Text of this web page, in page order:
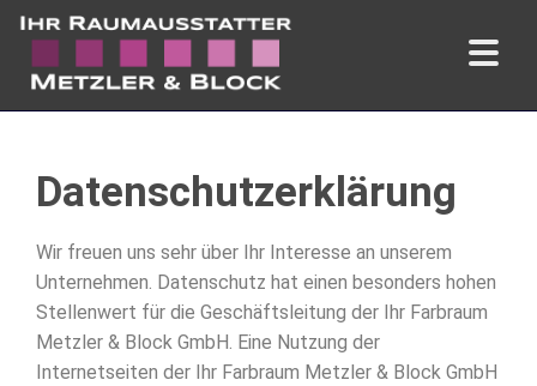
Datenschutzerklärung
Wir freuen uns sehr über Ihr Interesse an unserem
Unternehmen. Datenschutz hat einen besonders hohen
Stellenwert für die Geschäftsleitung der Ihr Farbraum
Metzler & Block GmbH. Eine Nutzung der
Internetseiten der Ihr Farbraum Metzler & Block GmbH